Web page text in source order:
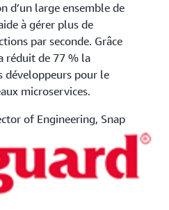
d’un large ensemble de
à gérer plus de
par seconde. Grâce
réduit de 77 % la
développeurs pour le
microservices.
of Engineering, Snap